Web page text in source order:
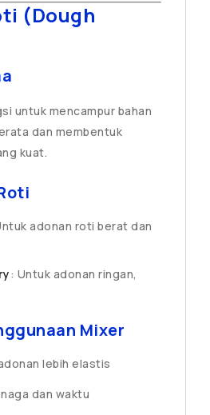
(Dough
untuk mencampur bahan
dan membentuk
kuat.
adonan roti berat dan
: Untuk adonan ringan,
Mixer
lebih elastis
dan waktu